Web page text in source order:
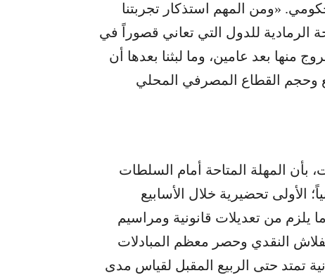
«ومن المهم استذكار تجربتنا
اللائحة الرمادية للدول التي تعاني قصوراً في
منها بعد عامين، وما لبثنا بعدها أن
وحجم القطاع المصرفي المحلي
بأن المهلة المتاحة أمام السلطات
الأولى تحضيرية خلال الأسابيع
يلزم من تعديلات قانونية ومراسيم
النقدي وحصر معظم المبادلات
تمتد حتى الربيع المقبل لقياس مدى